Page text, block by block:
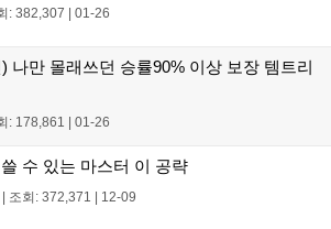
: 382,307 | 01-26
나만 몰래쓰던 승률90% 이상 보장 템트리
: 178,861 | 01-26
수 있는 마스터 이 공략
| 조회: 372,371 | 12-09